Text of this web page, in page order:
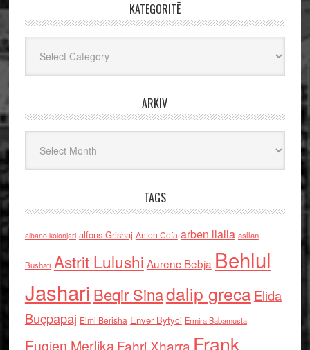
KATEGORITË
ARKIV
TAGS
albano kolonjari alfons Grishaj Anton Cefa arben llalla asllan
Bushati Astrit Lulushi Aurenc Bebja Behlul
Jashari Beqir Sinadalip grecaElida
Buçpapaj Elmi Berisha Enver Bytyci Ermira Babamusta
Eugjen Merlika Fahri Xharra Frank